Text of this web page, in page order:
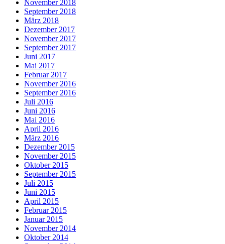
November 2018
September 2018
März 2018
Dezember 2017
November 2017
September 2017
Juni 2017
Mai 2017
Februar 2017
November 2016
September 2016
Juli 2016
Juni 2016
Mai 2016
April 2016
März 2016
Dezember 2015
November 2015
Oktober 2015
September 2015
Juli 2015
Juni 2015
April 2015
Februar 2015
Januar 2015
November 2014
Oktober 2014